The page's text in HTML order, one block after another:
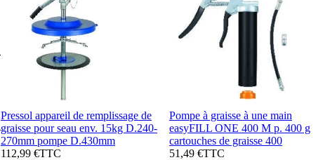
Pressol appareil de remplissage de
graisse pour seau env. 15kg D.240-
270mm pompe D.430mm
112,99 €TTC
Pompe à graisse à une main
easyFILL ONE 400 M p. 400 g
cartouches de graisse 400
51,49 €TTC